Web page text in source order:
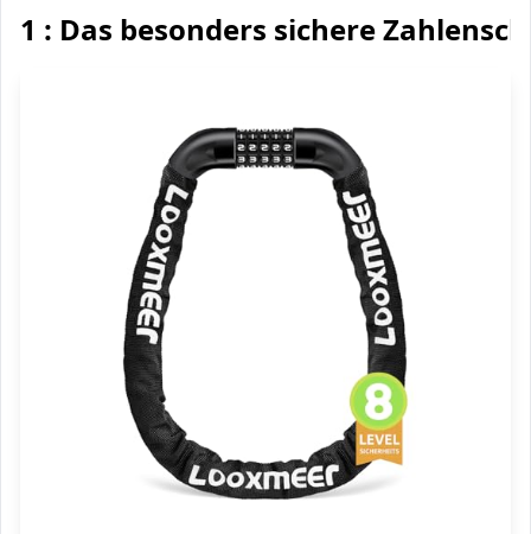
1 : Das besonders sichere